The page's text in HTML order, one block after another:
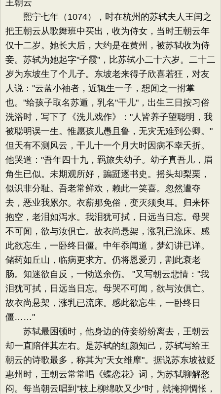
王朝云
熙宁七年（1074），时在杭州的苏轼夫人王闰之
把王朝云从歌舞班中买出，收为侍女，当时王朝云年
仅十二岁。她长大后，大约是在黄州，被苏轼收为侍
妾。苏轼为她起字"子霞"，比苏轼小二十六岁。二十二
岁为东坡生了个儿子。东坡老来得子欣喜若狂，对友
人说："云蓝小袖者，近辄生一子，想闻之一拊掌
也。"给孩子取名苏遁，乳名"干儿"，出生三日按习俗
洗浴时，写下了《洗儿戏作》："人皆养子望聪明，我
被聪明误一生。惟愿孩儿愚且鲁，无灾无难到公卿。"
但天有不测风云，干儿十一个月大时因病不幸夭折。
他哭道："吾年四十九，羁旅失幼子。幼子真吾儿，眉
角生已似。未期观所好，蹁跹逐书史。摇头却梨栗，
似识非分耻。吾老常鲜欢，赖此一笑喜。忽然遭夺
去，恶业我累尔。衣薪那免俗，变灭须臾耳。归来怀
抱空，老泪如泻水。我泪犹可拭，日远当日忘。母哭
不可闻，欲与汝俱亡。故衣尚悬架，涨乳已流床。感
此欲忘生，一卧终日僵。中年忝闻道，梦幻讲已详。
储药如丘山，临病更求方。仍将恩爱刃，割此衰老
肠。知迷欲自反，一恸送余伤。 "又写朝云悲情："我
泪犹可拭，日远当日忘。母哭不可闻，欲与汝俱亡。
故衣尚悬架，涨乳已流床。感此欲忘生，一卧终日
僵……"
苏轼最困顿时，他身边的侍妾纷纷离去，王朝云
却一直陪伴其左右。是苏轼的红颜知己，苏轼写给王
朝云的诗歌最多，称其为"天女维摩"。据说苏东坡被贬
惠州时，王朝云常常唱《蝶恋花》词，为苏轼聊解愁
闷。每当朝云唱到"枝上柳绵吹又少"时，就掩抑惆怅，